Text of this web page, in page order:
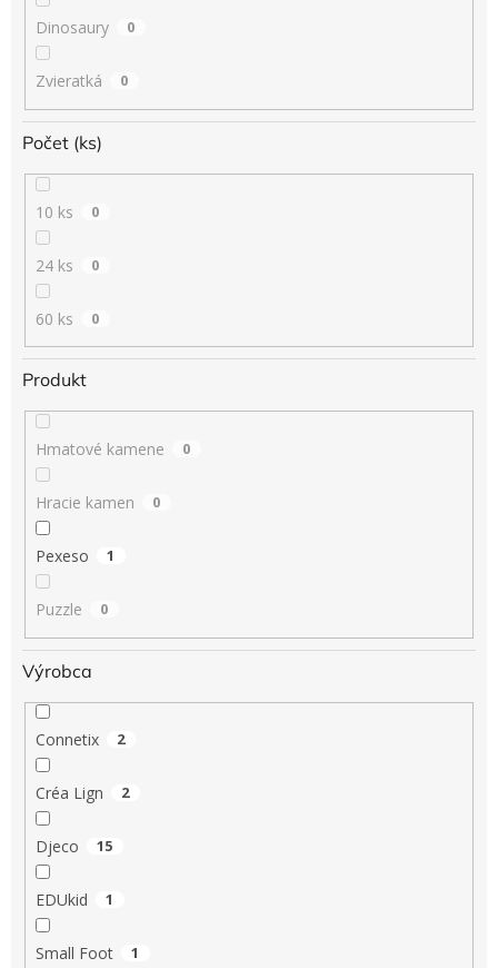
Dinosaury 0
Zvieratká 0
Počet (ks)
10 ks 0
24 ks 0
60 ks 0
Produkt
Hmatové kamene 0
Hracie kamen 0
Pexeso 1
Puzzle 0
Výrobca
Connetix 2
Créa Lign 2
Djeco 15
EDUkid 1
Small Foot 1